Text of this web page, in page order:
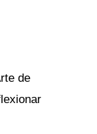
de